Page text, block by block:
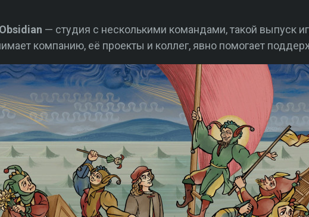
Obsidian — студия с несколькими командами, такой выпуск
компанию, её проекты и коллег, явно помогает